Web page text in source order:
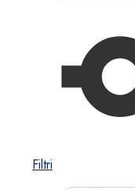
Filtri